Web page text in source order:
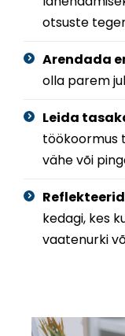
otsuste
Arendada
olla parem
Leida
töökoormus
vähe või
kedagi, kes
vaatenurki